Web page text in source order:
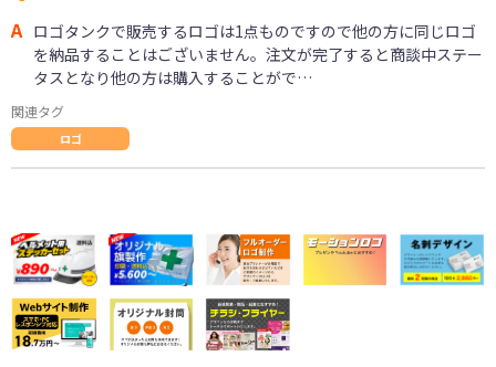
A ロゴタンクで販売するロゴは1点ものですので他の方に同じロゴ
を納品することはございません。注文が完了すると商談中ステー
タスとなり他の方は購入することがで…
関連タグ
ロゴ